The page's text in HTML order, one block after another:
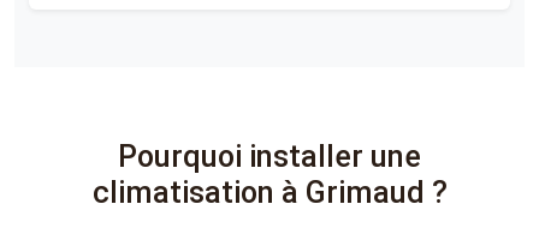
Pourquoi installer une
climatisation à Grimaud ?